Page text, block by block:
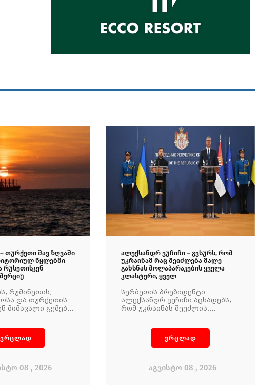
თურქეთი შავ ზღვაში
წყლებში
რუსეთისკენ
რუმინეთის,
და თურქეთის
მიმავალი გემები
ვრცლად
08 , 2026
ალექსანდრ ვუჩიჩი – გვსურს, რომ
უკრაინამ რაც შეიძლება მალე
გახსნას მოლაპარაკების ყველა
კლასტერი, ყველ
სერბეთის პრეზიდენტი
ალექსანდრ ვუჩიჩი აცხადებს,
რომ უკრაინას შეუძლია,
ვრცლად
აგვისტო 08 , 2026